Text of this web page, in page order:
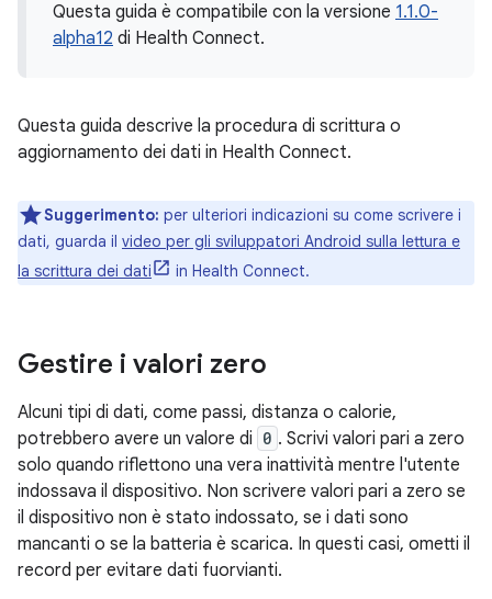
Questa guida è compatibile con la versione 1.1.0-
alpha12 di Health Connect.
Questa guida descrive la procedura di scrittura o
aggiornamento dei dati in Health Connect.
Suggerimento: per ulteriori indicazioni su come scrivere i
dati, guarda il video per gli sviluppatori Android sulla lettura e
la scrittura dei dati
in Health Connect.
Gestire i valori zero
Alcuni tipi di dati, come passi, distanza o calorie,
potrebbero avere un valore di 0 . Scrivi valori pari a zero
solo quando riflettono una vera inattività mentre l'utente
indossava il dispositivo. Non scrivere valori pari a zero se
il dispositivo non è stato indossato, se i dati sono
mancanti o se la batteria è scarica. In questi casi, ometti il
record per evitare dati fuorvianti.